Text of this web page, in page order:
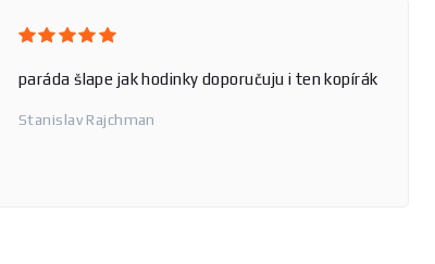
paráda šlape jak hodinky doporučuju i ten kopírák
Stanislav Rajchman